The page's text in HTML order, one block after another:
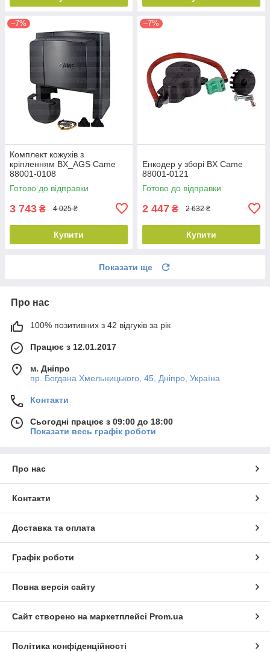
–7%
Комплект кожухів з
кріпленням BX_AGS Came
88001-0108
Готово до відправки
3 743 ₴ 4 025 ₴
Купити
–7%
Енкодер у зборі BX Came
88001-0121
Готово до відправки
2 447 ₴ 2 632 ₴
Купити
Показати ще
Про нас
100% позитивних з 42 відгуків за рік
Працює з 12.01.2017
м. Дніпро
пр. Богдана Хмельницького, 45, Дніпро, Україна
Контакти
Сьогодні працює з 09:00 до 18:00
Показати весь графік роботи
Про нас
Контакти
Доставка та оплата
Графік роботи
Повна версія сайту
Сайт створено на маркетплейсі Prom.ua
Політика конфіденційності